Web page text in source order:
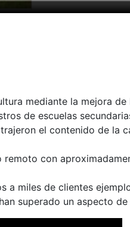
mediante la mejora de
de escuelas
el contenido de la
con
a miles de clientes
superado un aspecto